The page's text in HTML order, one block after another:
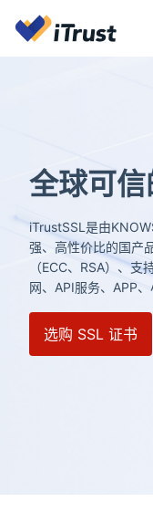
全球可
iTrustSSL是由
强、高性价比的国产
（ECC、RSA）、
网、API服务、APP
选购 SSL 证书